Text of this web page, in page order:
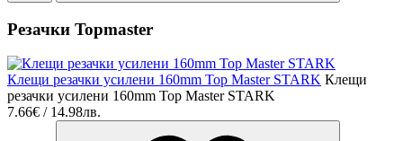
Резачки Topmaster
Клещи резачки усилени 160mm Top Master STARK Клещи
резачки усилени 160mm Top Master STARK
7.66€ / 14.98лв.